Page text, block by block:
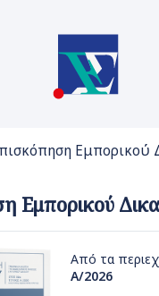
Εμπορικού
Εμπορικού
Από τα
Α/2026